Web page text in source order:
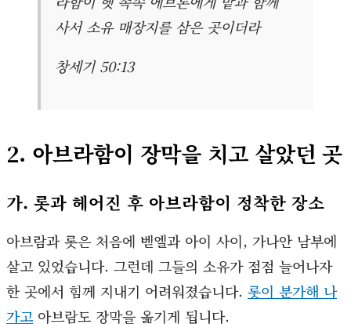
사서 소유 매장지를 삼은 곳이더라
창세기 50:13
2. 아브라함이 장막을 치고 살았던 곳
가. 롯과 헤어진 후 아브라함이 정착한 장소
아브람과 롯은 처음에 벧엘과 아이 사이, 가나안 남부에
살고 있었습니다. 그런데 그들의 소유가 점점 늘어나자
한 곳에서 힘께 지내기 어려워졌습니다. 롯이 분가해 나
가고아브람도 장막을 옮기게 됩니다.